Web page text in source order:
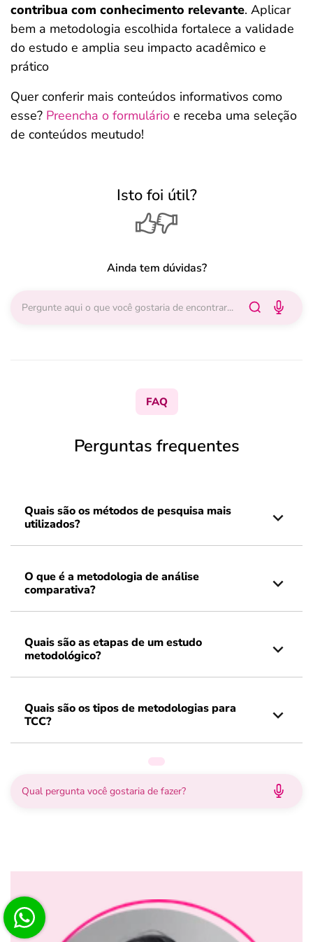
contribua com conhecimento relevante. Aplicar
bem a metodologia escolhida fortalece a validade
do estudo e amplia seu impacto acadêmico e
prático
Quer conferir mais conteúdos informativos como
esse? Preencha o formulário e receba uma seleção
de conteúdos meutudo!
Isto foi útil?
Ainda tem dúvidas?
FAQ
Perguntas frequentes
Quais são os métodos de pesquisa mais
utilizados?
O que é a metodologia de análise
comparativa?
Quais são as etapas de um estudo
metodológico?
Quais são os tipos de metodologias para
TCC?